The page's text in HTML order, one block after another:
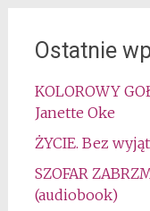
Ostatnie
KOLOROWY
Janette Oke
ŻYCIE. Bez
SZOFAR
(audiobook)